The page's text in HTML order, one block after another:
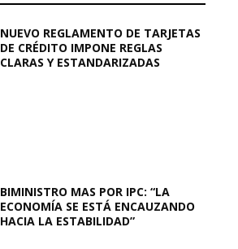
NUEVO REGLAMENTO DE TARJETAS
DE CRÉDITO IMPONE REGLAS
CLARAS Y ESTANDARIZADAS
BIMINISTRO MAS POR IPC: “LA
ECONOMÍA SE ESTÁ ENCAUZANDO
HACIA LA ESTABILIDAD”